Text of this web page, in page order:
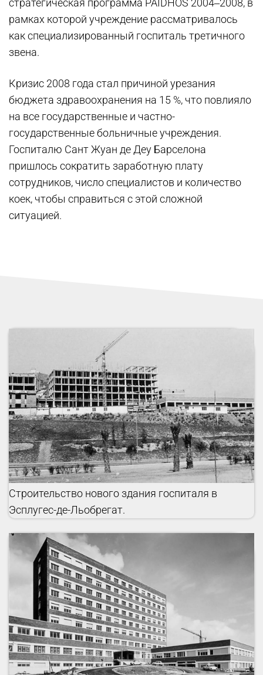
стратегическая программа PAIDHOS 2004‒2008, в
рамках которой учреждение рассматривалось
как специализированный госпиталь третичного
звена.
Кризис 2008 года стал причиной урезания
бюджета здравоохранения на 15 %, что повлияло
на все государственные и частно-
государственные больничные учреждения.
Госпиталю Сант Жуан де Деу Барселона
пришлось сократить заработную плату
сотрудников, число специалистов и количество
коек, чтобы справиться с этой сложной
ситуацией.
Строительство нового здания госпиталя в
Эсплугес-де-Льобрегат.